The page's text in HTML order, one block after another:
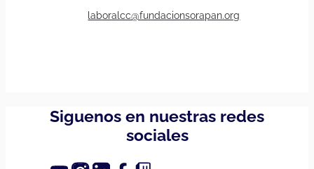
laboralcc@fundacionsorapan.org
Siguenos en nuestras redes
sociales